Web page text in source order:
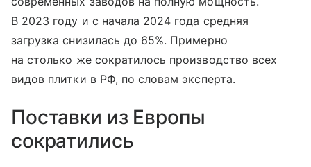
В 2023 году и с начала 2024 года средняя
загрузка снизилась до 65%. Примерно
на столько же сократилось производство всех
видов плитки в РФ, по словам эксперта.
Поставки из Европы
сократились